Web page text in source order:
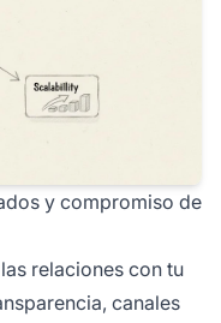
y compromiso de
relaciones con tu
canales